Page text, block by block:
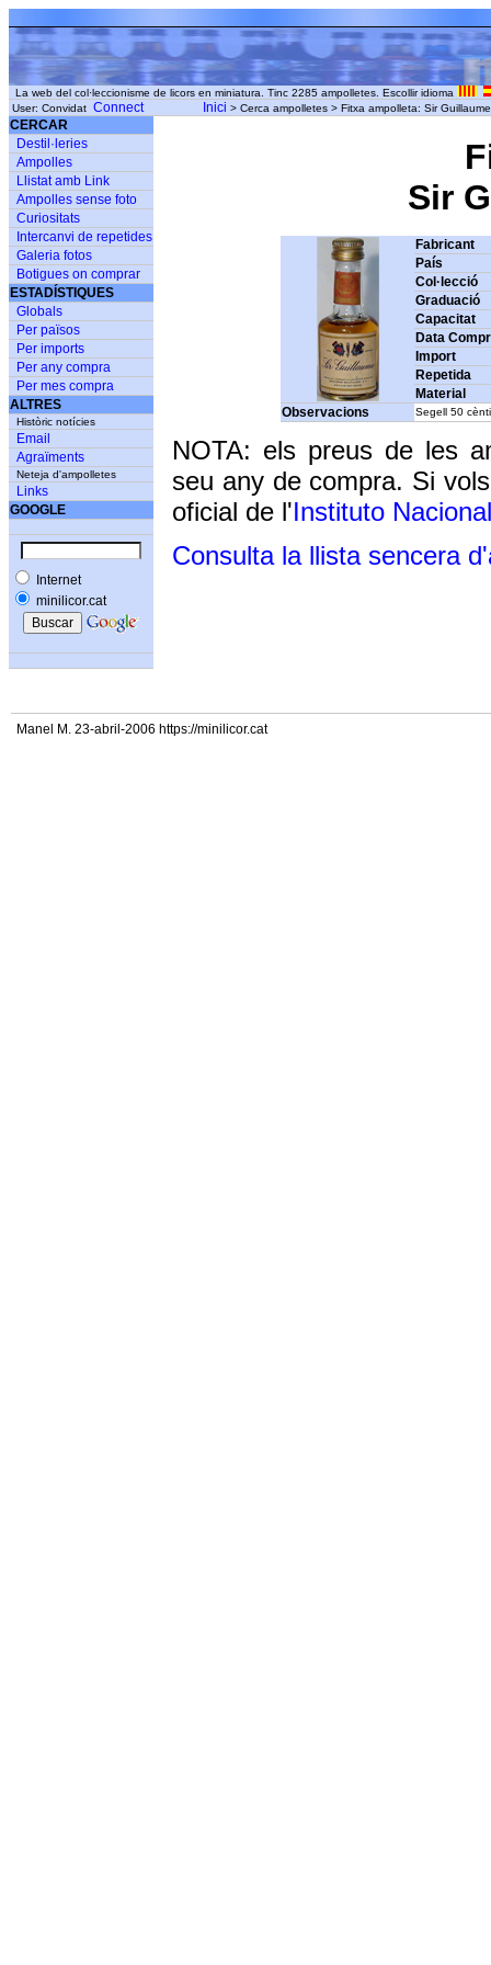
La web del col·leccionisme de licors en miniatura. Tinc 2285 ampolletes. Escollir idioma
User: Convidat Connect Inici > Cerca ampolletes > Fitxa ampolleta: Sir
CERCAR
Destil·leries
Ampolles
Llistat amb Link
Ampolles sense foto
Curiositats
Intercanvi de repetides
Galeria fotos
Botigues on comprar
ESTADÍSTIQUES
Globals
Per països
Per imports
Per any compra
Per mes compra
ALTRES
Històric notícies
Email
Agraïments
Neteja d'ampolletes
Links
GOOGLE
Internet
minilicor.cat
Sir
Fabricant
País
Col·lecció
Graduació
Capacitat
Data
Import
Repetida
Material
Observacions
Segell 50
NOTA: els preus de les
seu any de compra. Si
oficial de l'Instituto
Consulta la llista sencera
Manel M. 23-abril-2006 https://minilicor.cat